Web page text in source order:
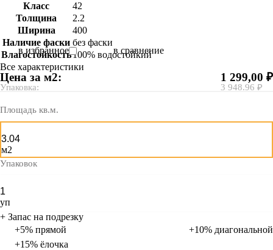
Класс
42
Толщина
2.2
Ширина
400
Наличие фаски без фаски
Влагостойкость100% водостойкий
Все характеристики
в избранное в сравнение
Цена за м2:
Упаковка:
1 299,00 ₽
3 948.96 ₽
Площадь кв.м.
м2
Упаковок
уп
+ Запас на подрезку
+5% прямой
+10% диагональной
+15% ёлочка